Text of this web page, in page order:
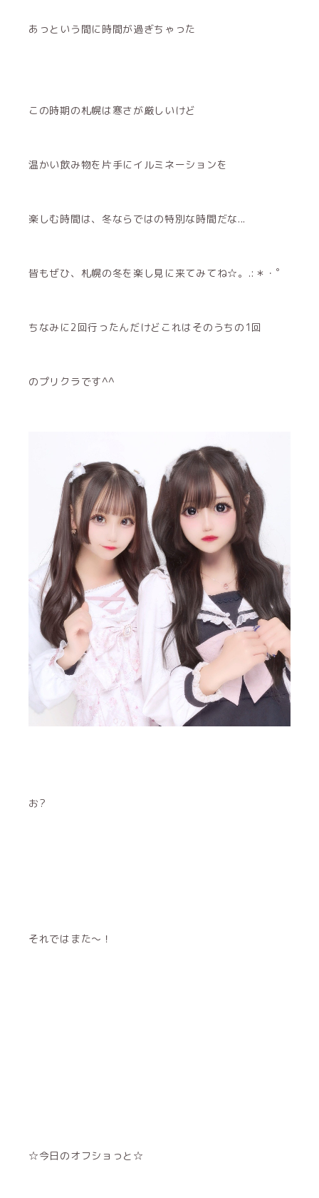
あっという間に時間が過ぎちゃった
この時期の札幌は寒さが厳しいけど
温かい飲み物を片手にイルミネーションを
楽しむ時間は、冬ならではの特別な時間だな...
皆もぜひ、札幌の冬を楽し見に来てみてね☆。.:＊・゜
ちなみに2回行ったんだけどこれはそのうちの1回
のプリクラです^^
お?
それではまた～！
☆今日のオフショっと☆